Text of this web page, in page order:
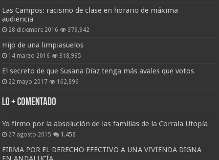
Las Campos: racismo de clase en horario de máxima
audiencia
28 diciembre 2016 379,942
Hijo de una limpiasuelos
14 marzo 2016 318,995
El secreto de que Susana Díaz tenga más avales que votos
22 mayo 2017 162,896
Lo + Comentado
Yo firmo por la absolución de las familias de la Corrala Utopía
27 agosto 2015 1.456
FIRMA POR EL DERECHO EFECTIVO A UNA VIVIENDA DIGNA